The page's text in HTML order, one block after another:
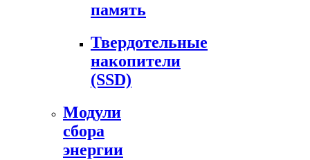
память
Твердотельные
накопители
(SSD)
Модули
сбора
энергии